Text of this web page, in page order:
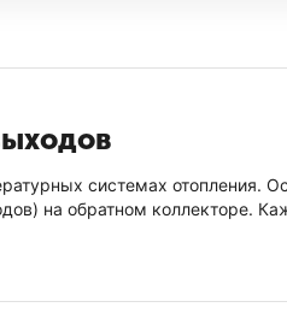
системах отопления.
на обратном коллекторе.